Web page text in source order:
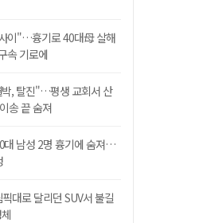
이"…흉기로 40대母 살해
속 기로에
, 탈진"…평생 교회서 산
송 끝 숨져
대 남성 2명 흉기에 숨져…
대로 달리던 SUV서 불길